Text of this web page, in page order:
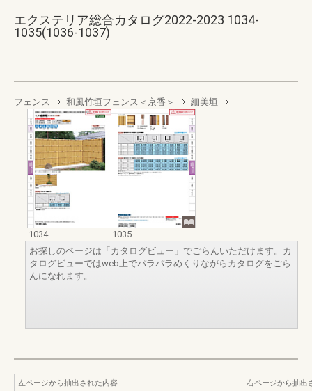
エクステリア総合カタログ2022-2023 1034-
1035(1036-1037)
フェンス 和風竹垣フェンス＜京香＞ 細美垣
1034
1035
お探しのページは「カタログビュー」でごらんいただけます。カ
タログビューではweb上でパラパラめくりながらカタログをごら
んになれます。
左ページから抽出された内容
右ページから抽出